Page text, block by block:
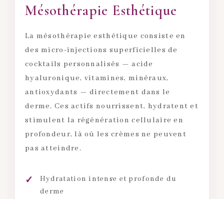
Mésothérapie Esthétique
La mésothérapie esthétique consiste en
des micro-injections superficielles de
cocktails personnalisés — acide
hyaluronique, vitamines, minéraux,
antioxydants — directement dans le
derme. Ces actifs nourrissent, hydratent et
stimulent la régénération cellulaire en
profondeur, là où les crèmes ne peuvent
pas atteindre.
Hydratation intense et profonde du
derme